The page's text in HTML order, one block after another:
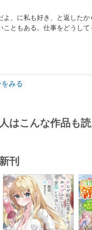
よ、に私も好き、と返した
こともある。仕事をどうし
みる
はこんな作品も
刊